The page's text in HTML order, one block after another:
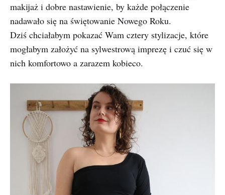
makijaż i dobre nastawienie, by każde połączenie
nadawało się na świętowanie Nowego Roku.
Dziś chciałabym pokazać Wam cztery stylizacje, które
mogłabym założyć na sylwestrową imprezę i czuć się w
nich komfortowo a zarazem kobieco.